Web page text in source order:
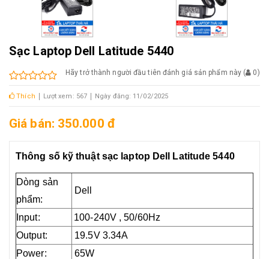
Sạc Laptop Dell Latitude 5440
Hãy trở thành người đầu tiên đánh giá sản phẩm này ( 0)
Thích Lượt xem: 567 Ngày đăng: 11/02/2025
Giá bán: 350.000 đ
Thông số kỹ thuật sạc laptop Dell Latitude 5440
Dòng sản
phẩm:
Dell
Input:
100-240V , 50/60Hz
Output:
19.5V 3.34A
Power:
65W